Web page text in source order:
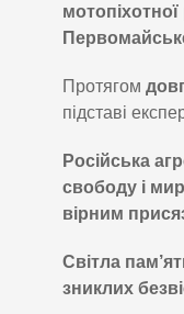
мотопіхотної
Протягом
підставі
Російська
свободу і
вірним
Світла
зниклих